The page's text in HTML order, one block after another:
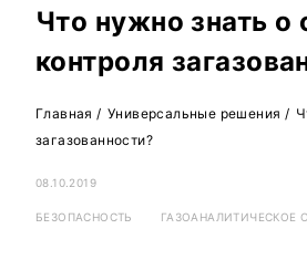
Геологоразведка
Обогащение
Что нужно знать о
контроля
Главная / Универсальные решения /
загазованности?
08.10.2019
БЕЗОПАСНОСТЬ ГАЗОАНАЛИТИЧЕСКОЕ